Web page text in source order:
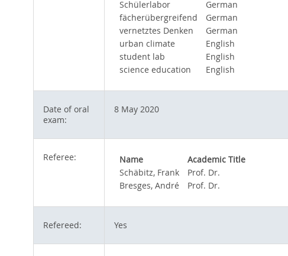
Schülerlabor
German
fächerübergreifend
German
vernetztes Denken
German
urban climate
English
student lab
English
science education
English
Date of oral
exam:
8 May 2020
Referee: Name
Academic Title
Schäbitz, Frank
Prof. Dr.
Bresges, André
Prof. Dr.
Refereed: Yes